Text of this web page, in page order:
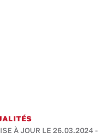
À JOUR LE 26.03.2024 -